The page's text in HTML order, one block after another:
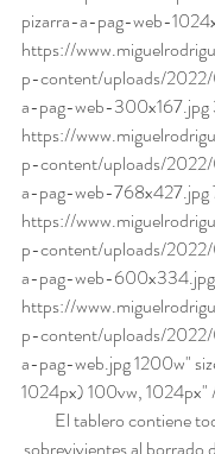
pizarra-a-pag-web-
https://
p-content/uploads/
a-pag-web-
https://
p-content/uploads/
a-pag-web-768x427.jpg
https://
p-content/uploads/
a-pag-web-
https://
p-content/uploads/
a-pag-web.jpg 1200w"
1024px) 100vw, 1024px"
El tablero contiene